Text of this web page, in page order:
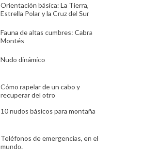
Orientación básica: La Tierra,
Estrella Polar y la Cruz del Sur
Fauna de altas cumbres: Cabra
Montés
Nudo dinámico
Cómo rapelar de un cabo y
recuperar del otro
10 nudos básicos para montaña
Teléfonos de emergencias, en el
mundo.